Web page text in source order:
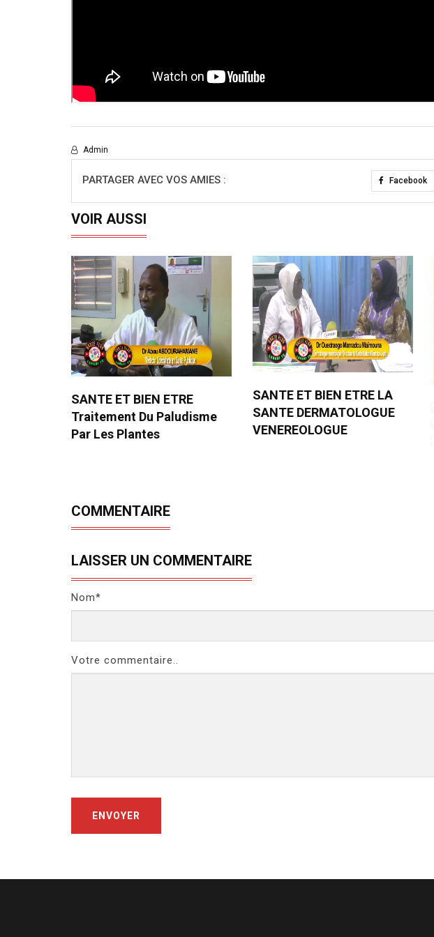
Admin
PARTAGER AVEC VOS AMIES : Facebook
VOIR AUSSI
SANTE ET BIEN ETRE
Traitement Du Paludisme
Par Les Plantes
SANTE ET BIEN ETRE LA
SANTE DERMATOLOGUE
VENEREOLOGUE
COMMENTAIRE
LAISSER UN COMMENTAIRE
Nom*
Votre commentaire..
ENVOYER